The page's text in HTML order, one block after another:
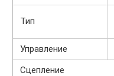
Тип
Управление
Сцепление